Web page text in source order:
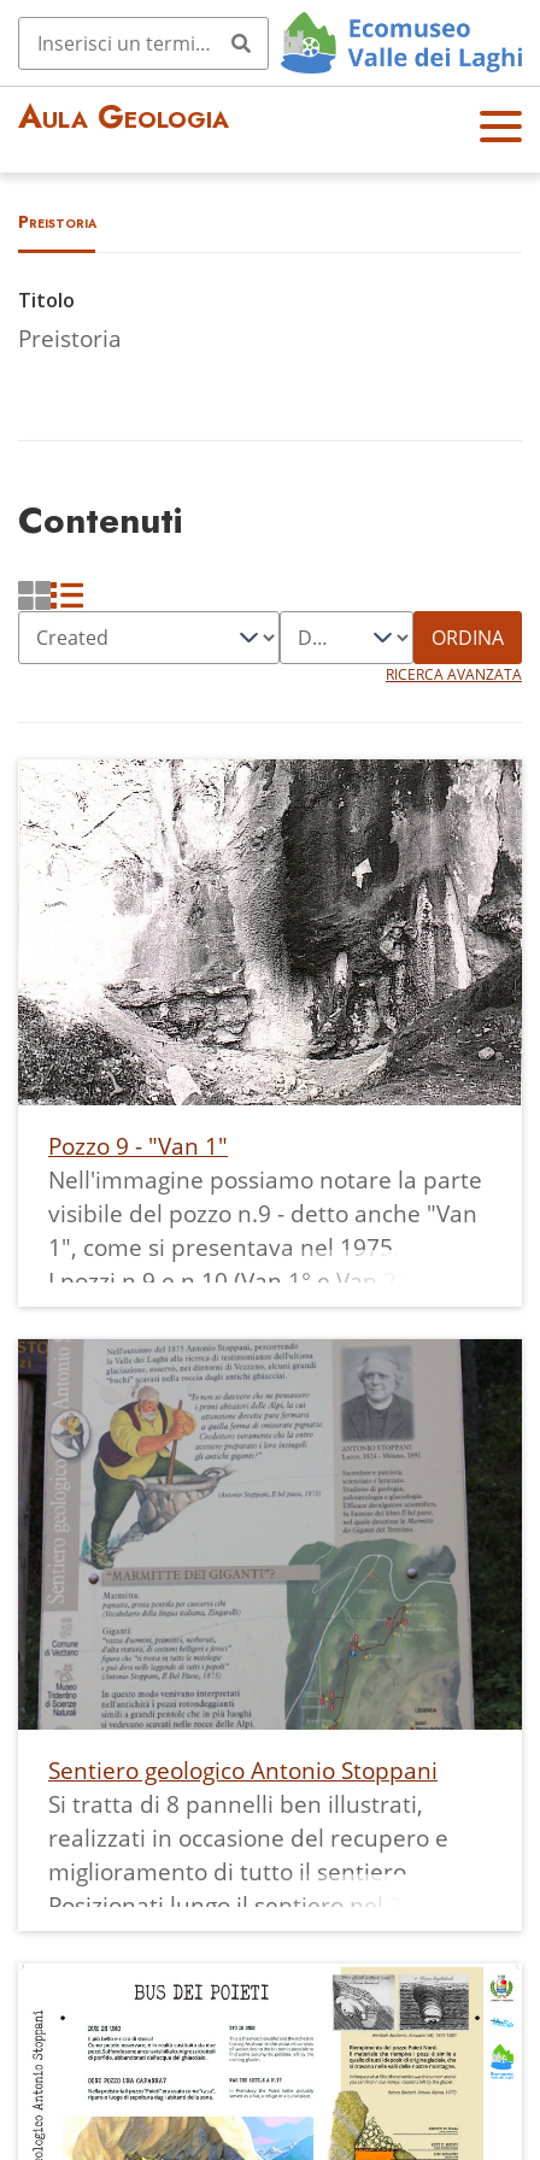
Aula Geologia
OPE
N
Preistoria
Titolo
Preistoria
Contenuti
ORDINA
RICERCA AVANZATA
Pozzo 9 - "Van 1"
Nell'immagine possiamo notare la parte
visibile del pozzo n.9 - detto anche "Van
1", come si presentava nel 1975.
I pozzi n 9 e n 10 (Van 1° e Van 2°) non
sono stati svuotati e serviti dal sentiero
geologico, anche se ritenuti di notevoli
dimensioni.
Nel n. 9 sono stati trovati reperti che
indicano sia stato abitato o utilizzato
come rifugio in epoca preistorica (come il
3 e l'8).
Sentiero geologico Antonio Stoppani
Si tratta di 8 pannelli ben illustrati,
realizzati in occasione del recupero e
miglioramento di tutto il sentiero.
Posizionati lungo il sentiero nel 2004,
sono andati naturalmente deteriorando,
finché anche gli ultimi sono stati tolti nel
2022 e sostituiti con nuovi pannelli.
- "Alla scoperta delle marmitte dei
giganti" introduce la nuova mascotte del
sentiero (un simpatico gigante intento a
cucinarsi il pasto in una grande